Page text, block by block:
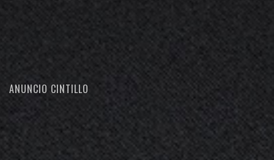
ANUNCIO CINTILLO